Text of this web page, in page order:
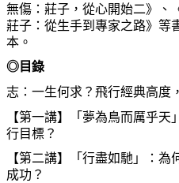
無傷：莊子，從心開始二》、
莊子：從生手到專家之路》等
本。
◎ 目錄
志：一生何求？飛行經典高度
【第一講】「夢為鳥而厲乎
行目標？
【第二講】「行盡如馳」：
成功？